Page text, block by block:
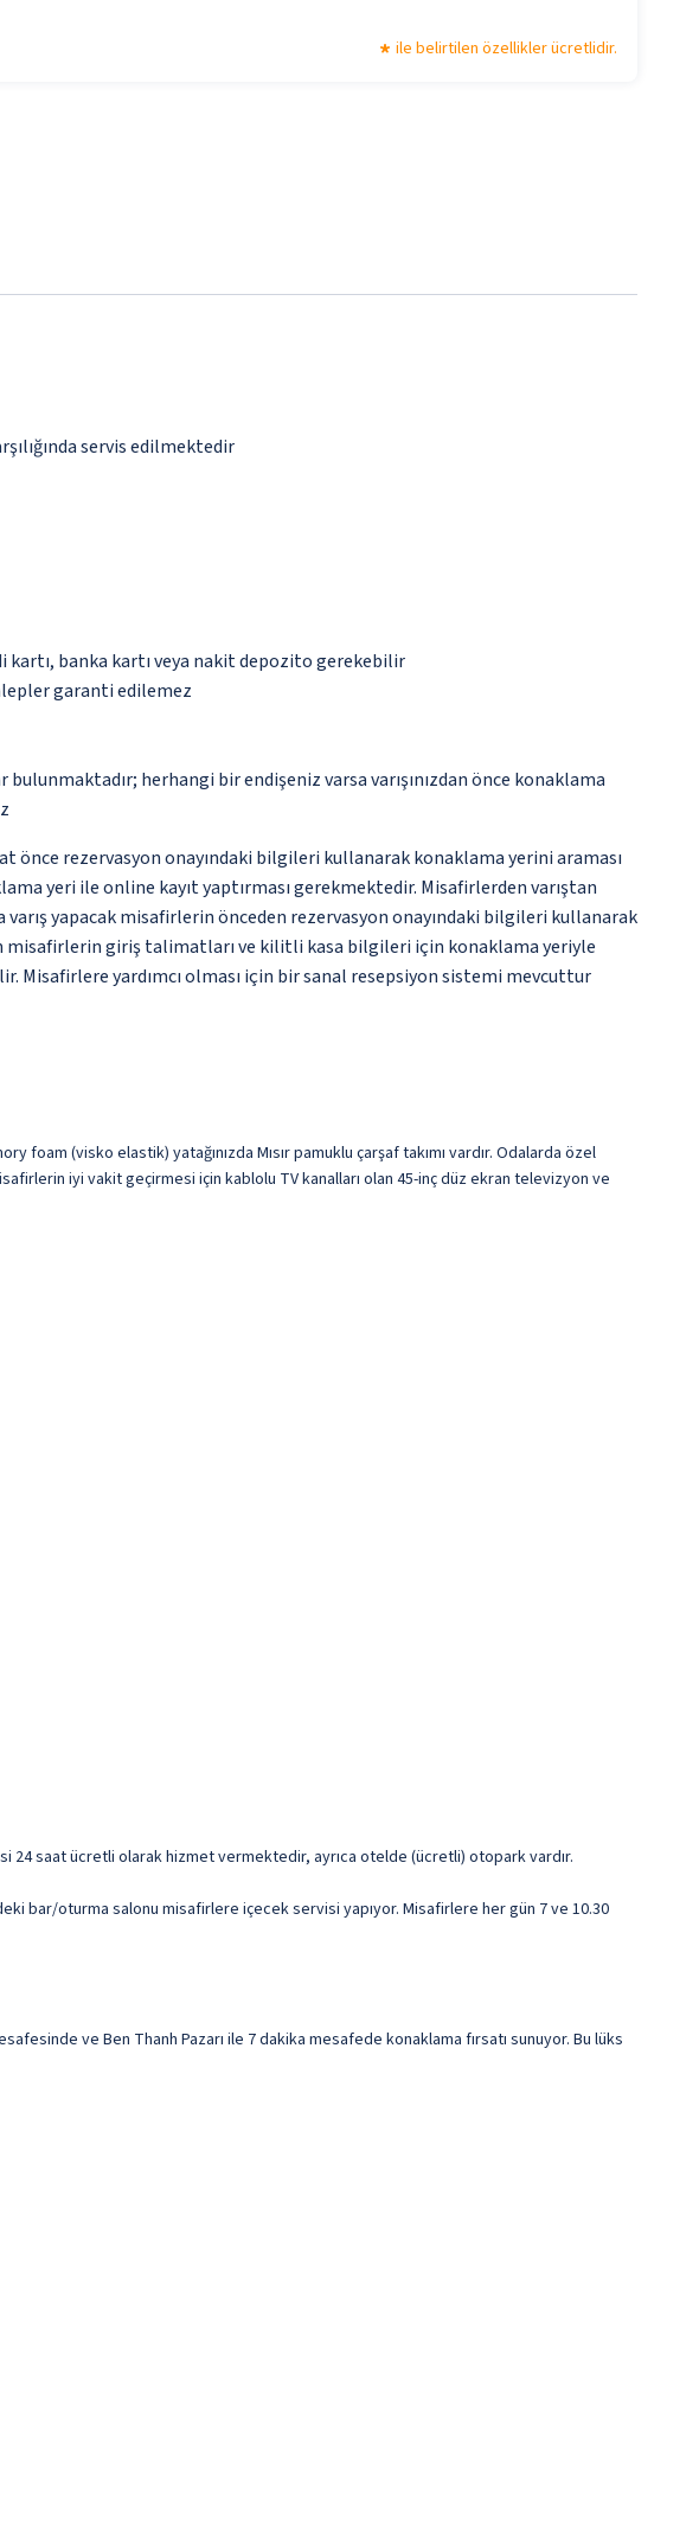
ile belirtilen özellikler ücretlidir.
servis edilmektedir
banka kartı veya nakit depozito gerekebilir
garanti edilemez
herhangi bir endişeniz varsa varışınızdan önce konaklama
önce rezervasyon onayındaki bilgileri kullanarak konaklama yerini araması
yeri ile online kayıt yaptırması gerekmektedir. Misafirlerden varıştan
yapacak misafirlerin önceden rezervasyon onayındaki bilgileri kullanarak
misafirlerin giriş talimatları ve kilitli kasa bilgileri için konaklama yeriyle
yardımcı olması için bir sanal resepsiyon sistemi mevcuttur
foam (visko elastik) yatağınızda Mısır pamuklu çarşaf takımı vardır. Odalarda özel
iyi vakit geçirmesi için kablolu TV kanalları olan 45-inç düz ekran televizyon ve
saat ücretli olarak hizmet vermektedir, ayrıca otelde (ücretli) otopark vardır.
bar/oturma salonu misafirlere içecek servisi yapıyor. Misafirlere her gün 7 ve 10.30
ve Ben Thanh Pazarı ile 7 dakika mesafede konaklama fırsatı sunuyor. Bu lüks